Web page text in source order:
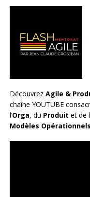
Découvrez Agile &
chaîne YOUTUBE
l’Orga, du Produit et de
Modèles